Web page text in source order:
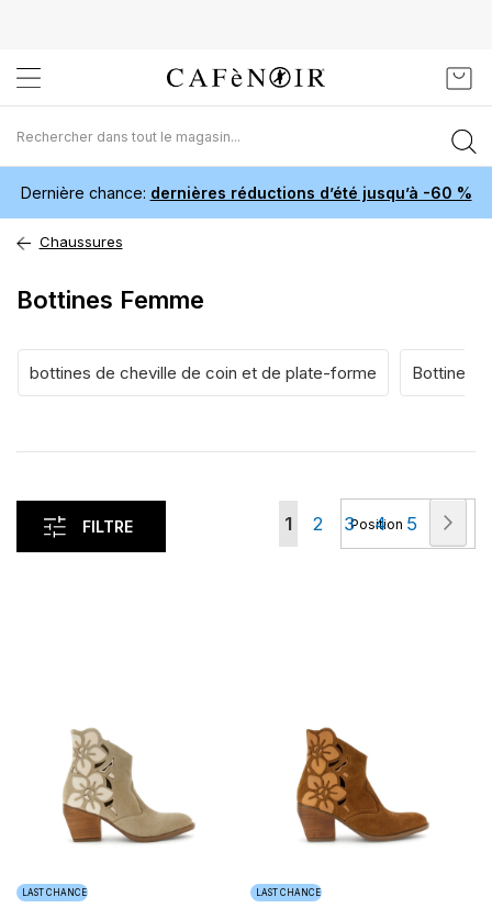
au
contenu
Dernière chance: dernières réductions d’été jusqu’à -60 %
Chaussures
Bottines Femme
bottines de cheville de coin et de plate-forme Bottines à
FILTRE
LAST CHANCE LAST CHANCE
Vous
1 Page
2 Page
3 Page
4 Page
5